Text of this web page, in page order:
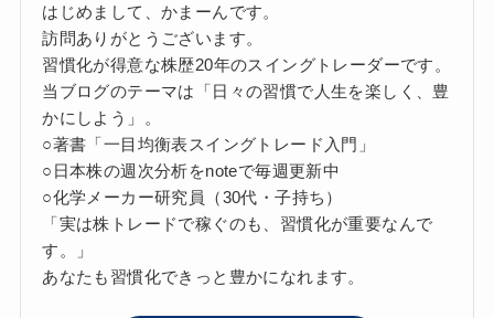
はじめまして、かまーんです。
訪問ありがとうございます。
習慣化が得意な株歴20年のスイングトレーダーです。
当ブログのテーマは「日々の習慣で人生を楽しく、豊
かにしよう」。
○著書「一目均衡表スイングトレード入門」
○日本株の週次分析をnoteで毎週更新中
○化学メーカー研究員（30代・子持ち）
「実は株トレードで稼ぐのも、習慣化が重要なんで
す。」
あなたも習慣化できっと豊かになれます。